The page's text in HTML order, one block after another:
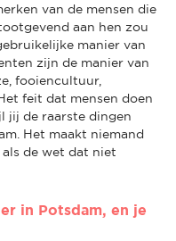
van de mensen die
aan hen zou
manier van
zijn de manier van
fooiencultuur,
feit dat mensen doen
jij de raarste dingen
Het maakt niemand
de wet dat niet
in Potsdam, en je